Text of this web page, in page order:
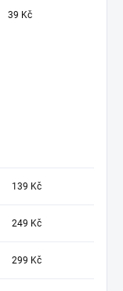
39 Kč
139 Kč
249 Kč
299 Kč